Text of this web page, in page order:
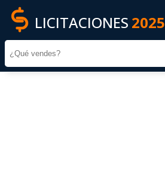
LICITACIONES 2025